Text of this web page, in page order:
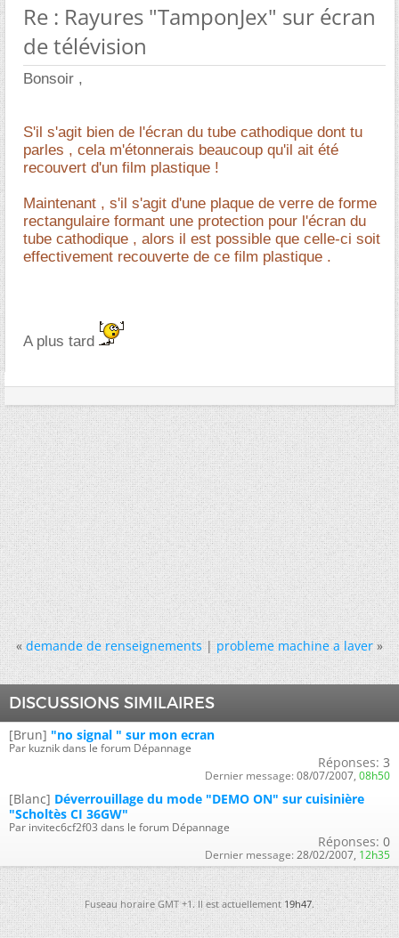
Re : Rayures "TamponJex" sur écran
de télévision
Bonsoir ,
S'il s'agit bien de l'écran du tube cathodique dont tu
parles , cela m'étonnerais beaucoup qu'il ait été
recouvert d'un film plastique !
Maintenant , s'il s'agit d'une plaque de verre de forme
rectangulaire formant une protection pour l'écran du
tube cathodique , alors il est possible que celle-ci soit
effectivement recouverte de ce film plastique .
A plus tard
« demande de renseignements|probleme machine a laver »
DISCUSSIONS SIMILAIRES
[Brun] "no signal " sur mon ecran
Par kuznik dans le forum Dépannage
Réponses: 3
Dernier message: 08/07/2007, 08h50
[Blanc] Déverrouillage du mode "DEMO ON" sur cuisinière
"Scholtès CI 36GW"
Par invitec6cf2f03 dans le forum Dépannage
Réponses: 0
Dernier message: 28/02/2007, 12h35
Fuseau horaire GMT +1. Il est actuellement19h47.